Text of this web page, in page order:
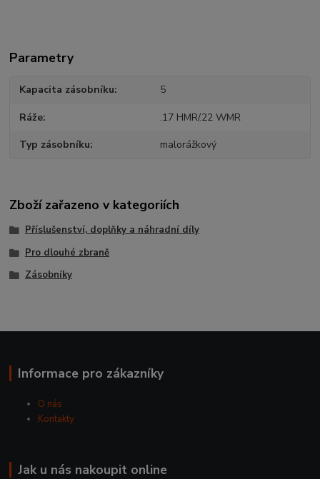
Parametry
Kapacita zásobníku 5
Ráže .17 HMR/.22 WMR
Typ zásobníku malorážkový
Zboží zařazeno v kategoriích
Příslušenství, doplňky a náhradní díly
Pro dlouhé zbraně
Zásobníky
Informace pro zákazníky
O nás
Kontakty
Jak u nás nakoupit online